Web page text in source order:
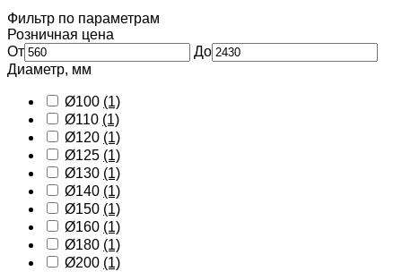
Фильтр по параметрам
Розничная цена
От
До
Диаметр, мм
Ø100 (1)
Ø110 (1)
Ø120 (1)
Ø125 (1)
Ø130 (1)
Ø140 (1)
Ø150 (1)
Ø160 (1)
Ø180 (1)
Ø200 (1)